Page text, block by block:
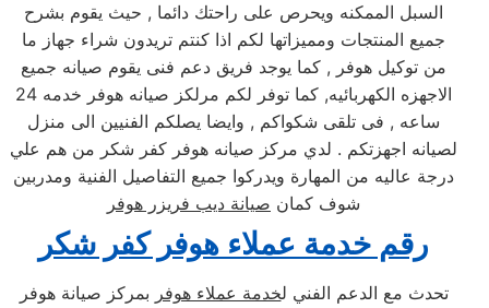
السبل الممكنه ويحرص على راحتك دائما , حيث يقوم بشرح
جميع المنتجات ومميزاتها لكم اذا كنتم تريدون شراء جهاز ما
من توكيل هوفر , كما يوجد فريق دعم فنى يقوم صيانه جميع
الاجهزه الكهربائيه, كما توفر لكم مرلكز صيانه هوفر خدمه 24
ساعه , فى تلقى شكواكم , وايضا يصلكم الفنيين الى منزل
لصيانه اجهزتكم . لدي مركز صيانه هوفر كفر شكر من هم علي
درجة عاليه من المهارة ويدركوا جميع التفاصيل الفنية ومدربين
شوف كمان صيانة ديب فريزر هوفر
رقم خدمة عملاء هوفر كفر شكر
تحدث مع الدعم الفني لخدمة عملاء هوفر بمركز صيانة هوفر